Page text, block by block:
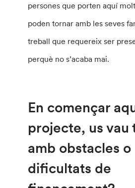
persones que porten aquí
poden tornar amb les seves
treball que requereix ser
perquè no s’acaba mai.
En començar
projecte, us vau
amb obstacles o
dificultats de